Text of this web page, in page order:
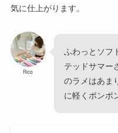
気に仕上がります。
Rico
ふわっとソフ
テッドサマー
のラメはあま
に軽くポンポ